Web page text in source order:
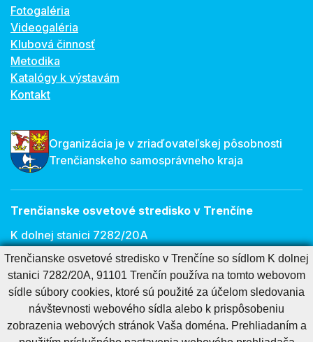
Fotogaléria
Videogaléria
Klubová činnosť
Metodika
Katalógy k výstavám
Kontakt
Organizácia je v zriaďovateľskej pôsobnosti
Trenčianskeho samosprávneho kraja
Trenčianske osvetové stredisko v Trenčíne
K dolnej stanici 7282/20A
911 01 Trenčín
E-mail:
osveta@tnos.sk
Cookies nastavenieCookies - viac informáciíVyhlásenie o prístupnosti
Trenčianske osvetové stredisko v Trenčíne so sídlom K dolnej
stanici 7282/20A, 91101 Trenčín používa na tomto webovom
sídle súbory cookies, ktoré sú použité za účelom sledovania
návštevnosti webového sídla alebo k prispôsobeniu
zobrazenia webových stránok Vaša doména. Prehliadaním a